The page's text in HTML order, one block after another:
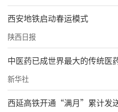
西安地铁启动春运模式
陕西日报
中医药已成世界最大的传统医
新华社
西延高铁开通“满月”累计发